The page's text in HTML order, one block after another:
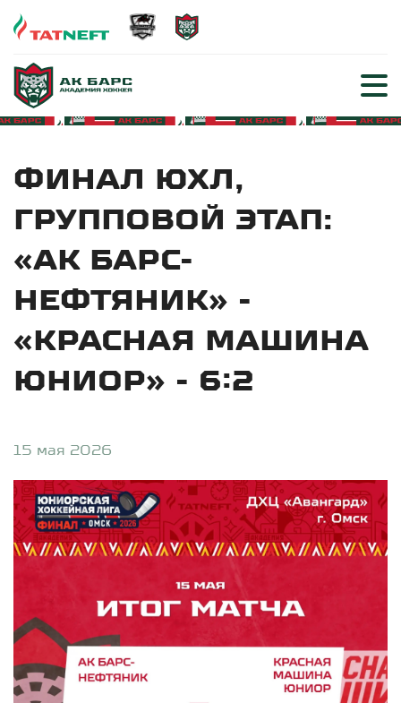
ФИНАЛ ЮХЛ,
ГРУППОВОЙ ЭТАП:
«АК БАРС-
НЕФТЯНИК» -
«КРАСНАЯ МАШИНА
ЮНИОР» - 6:2
15 мая 2026